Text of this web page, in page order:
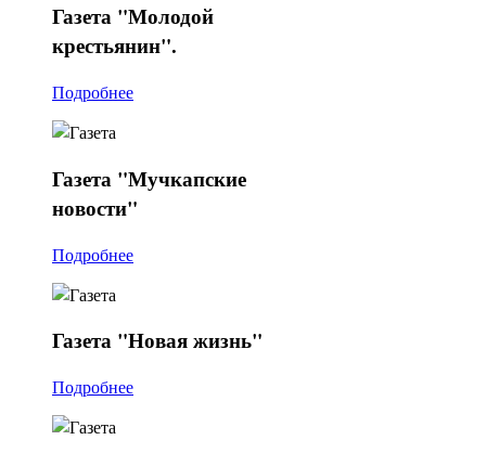
Газета "Молодой
крестьянин".
Подробнее
Газета "Мучкапские
новости"
Подробнее
Газета "Новая жизнь"
Подробнее